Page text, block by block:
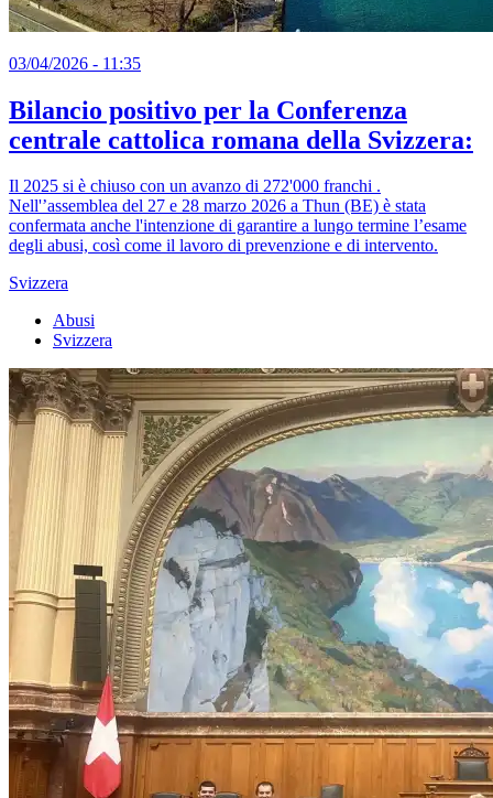
03/04/2026 - 11:35
Bilancio positivo per la Conferenza
centrale cattolica romana della Svizzera:
Il 2025 si è chiuso con un avanzo di 272'000 franchi .
Nell'’assemblea del 27 e 28 marzo 2026 a Thun (BE) è stata
confermata anche l'intenzione di garantire a lungo termine l’esame
degli abusi, così come il lavoro di prevenzione e di intervento.
Svizzera
Abusi
Svizzera